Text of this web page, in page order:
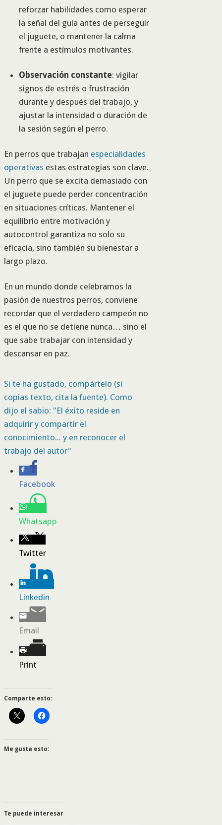
reforzar habilidades como esperar
la señal del guía antes de perseguir
el juguete, o mantener la calma
frente a estímulos motivantes.
Observación constante: vigilar
signos de estrés o frustración
durante y después del trabajo, y
ajustar la intensidad o duración de
la sesión según el perro.
En perros que trabajan especialidades
operativas estas estrategias son clave.
Un perro que se excita demasiado con
el juguete puede perder concentración
en situaciones críticas. Mantener el
equilibrio entre motivación y
autocontrol garantiza no solo su
eficacia, sino también su bienestar a
largo plazo.
En un mundo donde celebramos la
pasión de nuestros perros, conviene
recordar que el verdadero campeón no
es el que no se detiene nunca… sino el
que sabe trabajar con intensidad y
descansar en paz.
Si te ha gustado, compártelo (si
copias texto, cita la fuente). Como
dijo el sabio: "El éxito reside en
adquirir y compartir el
conocimiento... y en reconocer el
trabajo del autor"
Facebook
Whatsapp
Twitter
Linkedin
Email
Print
Comparte esto:
Me gusta esto:
Te puede interesar